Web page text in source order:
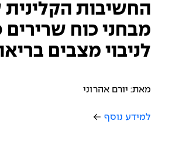
החשיבות
מבחני כוח
לניבוי מצבים
מאת: יורם אהרוני
למידע נוסף